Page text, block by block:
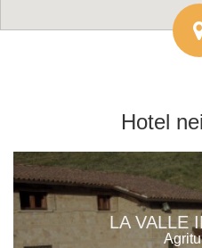
Hotel
LA VALLE